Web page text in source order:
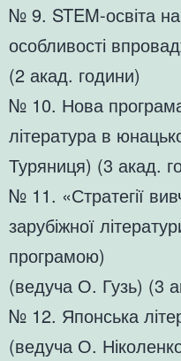
№ 9. STEM-освіта
особливості
(2 акад. години)
№ 10. Нова
література в
Туряниця) (3 акад.
№ 11. «Стратегії
зарубіжної
програмою)
(ведуча О. Гузь) (3
№ 12. Японська
(ведуча О.